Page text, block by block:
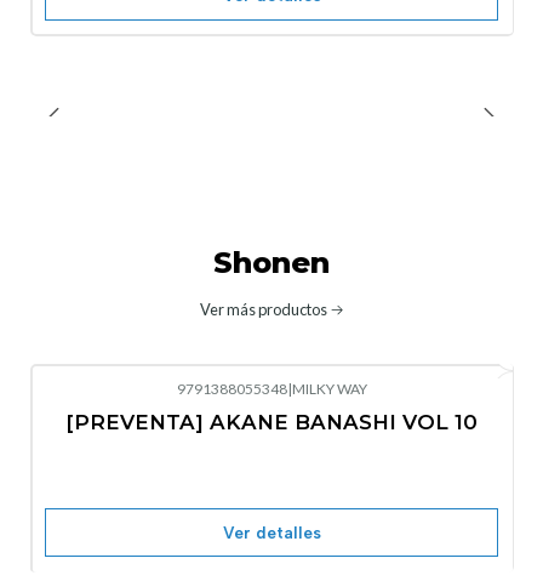
Shonen
Ver más productos
No disponible
9791388055348|MILKY WAY
[PREVENTA] AKANE BANASHI VOL 10
Ver detalles